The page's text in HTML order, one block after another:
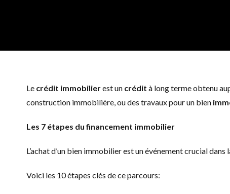
Le crédit immobilierest un crédit à long terme obtenu
construction immobilière, ou des travaux pour un bien
Les 7 étapes du financement immobilier
L’achat d’un bien immobilier est un événement crucial
Voici les 10 étapes clés de ce parcours: